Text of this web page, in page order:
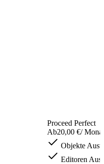
Proceed Perfect
Ab20,00 €/ Monat
Objekte
Editoren